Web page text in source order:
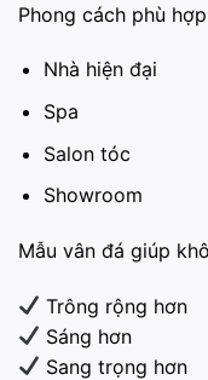
Phong cách phù
Nhà hiện đại
Spa
Salon tóc
Showroom
Mẫu vân đá giúp
Trông rộng hơn
Sáng hơn
Sang trọng hơn